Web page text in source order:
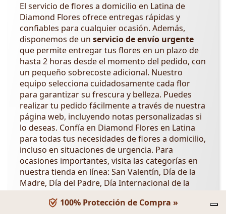
El servicio de flores a domicilio en Latina de
Diamond Flores ofrece entregas rápidas y
confiables para cualquier ocasión. Además,
disponemos de un servicio de envío urgente
que permite entregar tus flores en un plazo de
hasta 2 horas desde el momento del pedido, con
un pequeño sobrecoste adicional. Nuestro
equipo selecciona cuidadosamente cada flor
para garantizar su frescura y belleza. Puedes
realizar tu pedido fácilmente a través de nuestra
página web, incluyendo notas personalizadas si
lo deseas. Confía en Diamond Flores en Latina
para todas tus necesidades de flores a domicilio,
incluso en situaciones de urgencia. Para
ocasiones importantes, visita las categorías en
nuestra tienda en línea: San Valentín, Día de la
Madre, Día del Padre, Día Internacional de la
100% Protección de Compra »